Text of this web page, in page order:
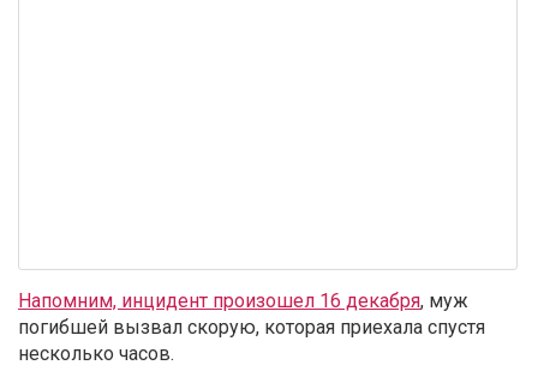
Напомним, инцидент произошел 16 декабря, муж
погибшей вызвал скорую, которая приехала спустя
несколько часов.